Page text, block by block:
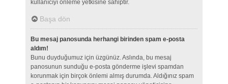
kullanıcıyı önleme yetkisine sahiptir.
Başa dön
Bu mesaj panosunda herhangi birinden spam e-posta
aldım!
Bunu duyduğumuz için üzgünüz. Aslında, bu mesaj
panosunun sunduğu e-posta gönderme işlevi spamdan
korunmak için birçok önlemi almış durumda. Aldığınız spam